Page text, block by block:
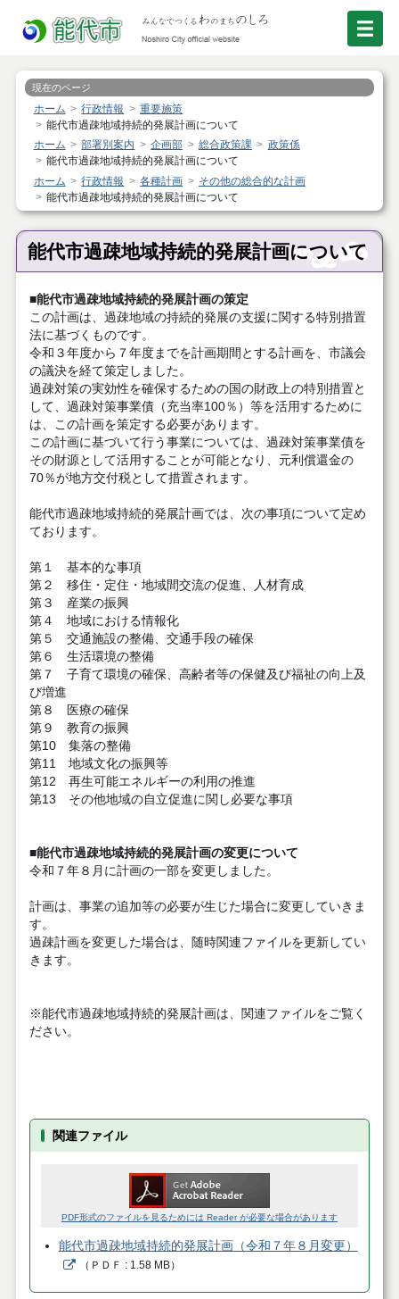
現在のページ
ホーム 行政情報
重要施策
能代市過疎地域持続的発展計画について
ホーム
部署別案内 企画部 総合政策課
政策係
能代市過疎地域持続的発展計画について
ホーム
行政情報 各種計画
その他の総合的な計画
能代市過疎地域持続的発展計画について
能代市過疎地域持続的発展計画について
■能代市過疎地域持続的発展計画の策定
この計画は、過疎地域の持続的発展の支援に関する特別措置
法に基づくものです。
令和３年度から７年度までを計画期間とする計画を、市議会
の議決を経て策定しました。
過疎対策の実効性を確保するための国の財政上の特別措置と
して、過疎対策事業債（充当率100％）等を活用するために
は、この計画を策定する必要があります。
この計画に基づいて行う事業については、過疎対策事業債を
その財源として活用することが可能となり、元利償還金の
70％が地方交付税として措置されます。
能代市過疎地域持続的発展計画では、次の事項について定め
ております。
第１ 基本的な事項
第２ 移住・定住・地域間交流の促進、人材育成
第３ 産業の振興
第４ 地域における情報化
第５ 交通施設の整備、交通手段の確保
第６ 生活環境の整備
第７ 子育て環境の確保、高齢者等の保健及び福祉の向上及
び増進
第８ 医療の確保
第９ 教育の振興
第10 集落の整備
第11 地域文化の振興等
第12 再生可能エネルギーの利用の推進
第13 その他地域の自立促進に関し必要な事項
■能代市過疎地域持続的発展計画の変更について
令和７年８月に計画の一部を変更しました。
計画は、事業の追加等の必要が生じた場合に変更していきま
す。
過疎計画を変更した場合は、随時関連ファイルを更新してい
きます。
※能代市過疎地域持続的発展計画は、関連ファイルをご覧く
ださい。
関連ファイル
PDF形式のファイルを見るためには Reader が必要な場合があります
能代市過疎地域持続的発展計画（令和７年８月変更）
（ ＰＤＦ 1.58 MB）